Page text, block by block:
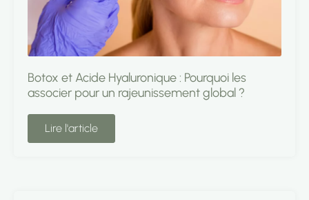
Botox et Acide Hyaluronique : Pourquoi les
associer pour un rajeunissement global ?
Lire l'article